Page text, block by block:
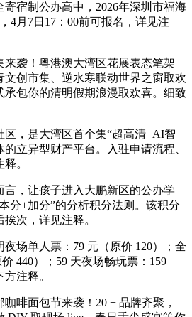
宿制公办高中，2026年深圳市福海
4月7日17：00前可报名，详见注
袭！粤港澳大湾区花展表态笔架
文创市集、逆水寒联动世界之窗取欢
承包你的清明假期浪漫取欢喜。细致
，是大湾区首个集“超高清+AI智
立异型财产平台。入驻申请流程、
。
，让孩子进入大鹏新区的公办学
分+加分”的分析积分法则。该积分
次，详见注释。
单人票：79 元（原价 120）；全
440）；59 天夜场畅玩票：159
注释。
面包节来袭！20 + 品牌齐聚，